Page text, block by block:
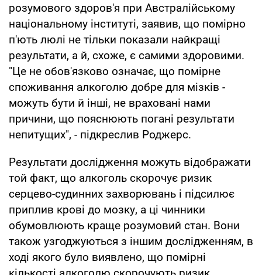
розумового здоров'я при Австралійському
національному інституті, заявив, що помірно
п'ють люлі не тільки показали найкращі
результати, а й, схоже, є самими здоровими.
"Це не обов'язково означає, що помірне
споживання алкоголю добре для мізків -
можуть бути й інші, не враховані нами
причини, що пояснюють погані результати
непитущих", - підкреслив Роджерс.
Результати дослідження можуть відображати
той факт, що алкоголь скорочує ризик
серцево-судинних захворювань і підсилює
приплив крові до мозку, а ці чинники
обумовлюють краще розумовий стан. Вони
також узгоджуються з іншим дослідженням, в
ході якого було виявлено, що помірні